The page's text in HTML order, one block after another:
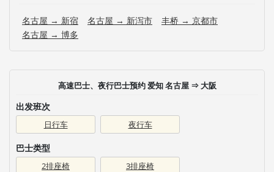
名古屋 → 新宿 名古屋 → 新泻市
丰桥 → 京都市
名古屋 → 博多
高速巴士、夜行巴士预约 爱知 名古屋 ⇒ 大阪
出发班次
日行车 夜行车
巴士类型
2排座椅 3排座椅